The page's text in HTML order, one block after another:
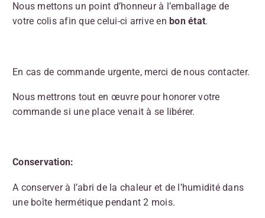
Nous mettons un point d’honneur à l’emballage de
votre colis afin que celui-ci arrive en bon état.
En cas de commande urgente, merci de nous contacter.
Nous mettrons tout en œuvre pour honorer votre
commande si une place venait à se libérer.
Conservation:
A conserver à l’abri de la chaleur et de l’humidité dans
une boîte hermétique pendant 2 mois.